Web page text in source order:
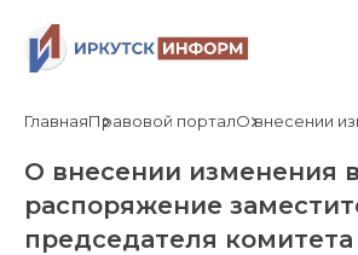
ГлавнаяПравовой порталО внесении
О внесении изменения в
распоряжение
председателя